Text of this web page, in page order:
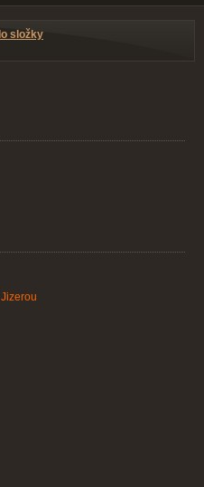
složky